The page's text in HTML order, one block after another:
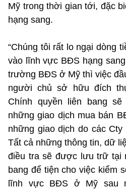
Mỹ trong thời gian tới, đặc
hạng sang.
“Chúng tôi rất lo ngại dòng
vào lĩnh vực BĐS hạng
trường BĐS ở Mỹ thì việc
người chủ sở hữu đích
Chính quyền liên bang
những giao dịch mua bán
những giao dịch do các
Tất cả những thông tin, dữ
điều tra sẽ được lưu trữ tại
bang để tiện cho việc kiểm
lĩnh vực BĐS ở Mỹ sau